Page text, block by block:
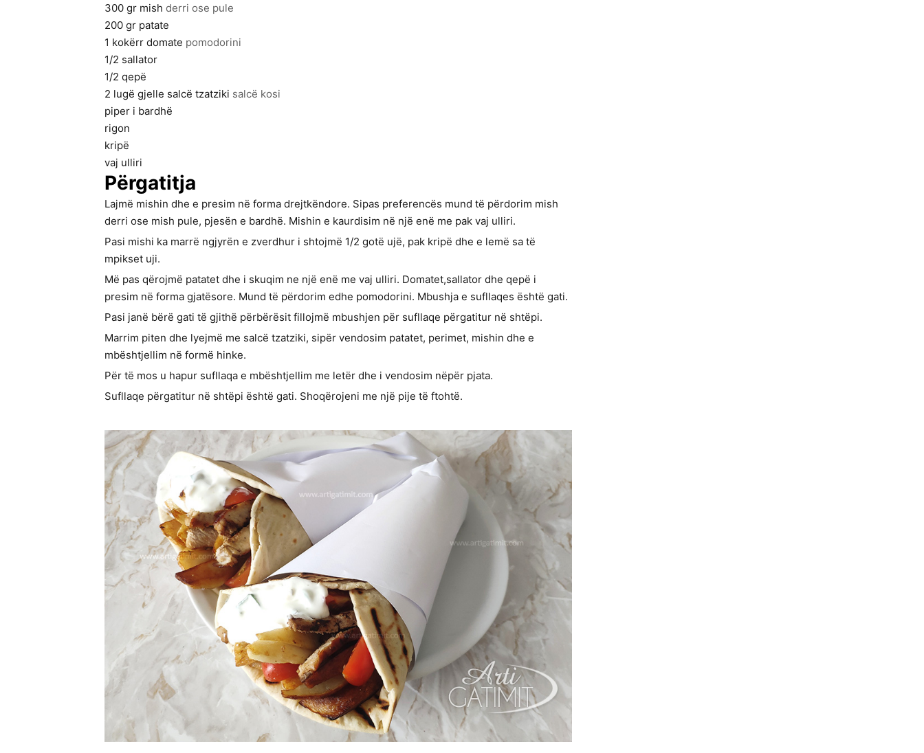
300 gr mish derri ose pule
200 gr patate
1 kokërr domate pomodorini
1/2 sallator
1/2 qepë
2 lugë gjelle salcë tzatziki salcë kosi
piper i bardhë
rigon
kripë
vaj ulliri
Përgatitja
Lajmë mishin dhe e presim në forma drejtkëndore. Sipas preferencës mund të përdorim mish
derri ose mish pule, pjesën e bardhë. Mishin e kaurdisim në një enë me pak vaj ulliri.
Pasi mishi ka marrë ngjyrën e zverdhur i shtojmë 1/2 gotë ujë, pak kripë dhe e lemë sa të
mpikset uji.
Më pas qërojmë patatet dhe i skuqim ne një enë me vaj ulliri. Domatet,sallator dhe qepë i
presim në forma gjatësore. Mund të përdorim edhe pomodorini. Mbushja e sufllaqes është gati.
Pasi janë bërë gati të gjithë përbërësit fillojmë mbushjen për sufllaqe përgatitur në shtëpi.
Marrim piten dhe lyejmë me salcë tzatziki, sipër vendosim patatet, perimet, mishin dhe e
mbështjellim në formë hinke.
Për të mos u hapur sufllaqa e mbështjellim me letër dhe i vendosim nëpër pjata.
Sufllaqe përgatitur në shtëpi është gati. Shoqërojeni me një pije të ftohtë.